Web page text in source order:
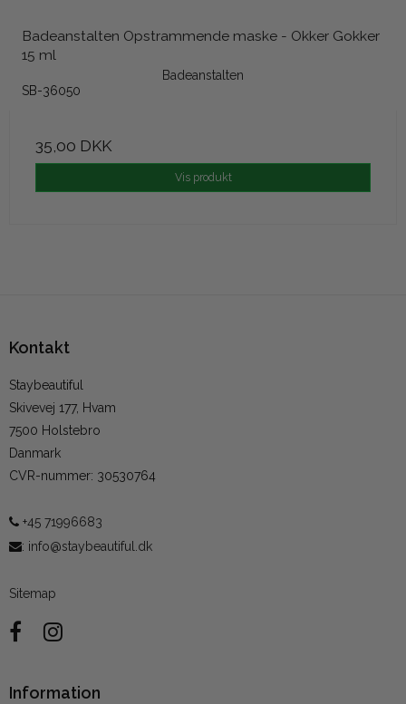
Badeanstalten Opstrammende maske - Okker Gokker
15 ml
Badeanstalten
SB-36050
35,00 DKK
Vis produkt
Kontakt
Staybeautiful
Skivevej 177, Hvam
7500 Holstebro
Danmark
CVR-nummer: 30530764
+45 71996683
: info@staybeautiful.dk
Sitemap
Information